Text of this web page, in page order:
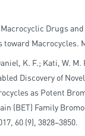
Macrocyclic Drugs
toward Macrocycles.
K. F.; Kati, W.
Discovery of
as Potent
(BET) Family
60 (9), 3828–3850.